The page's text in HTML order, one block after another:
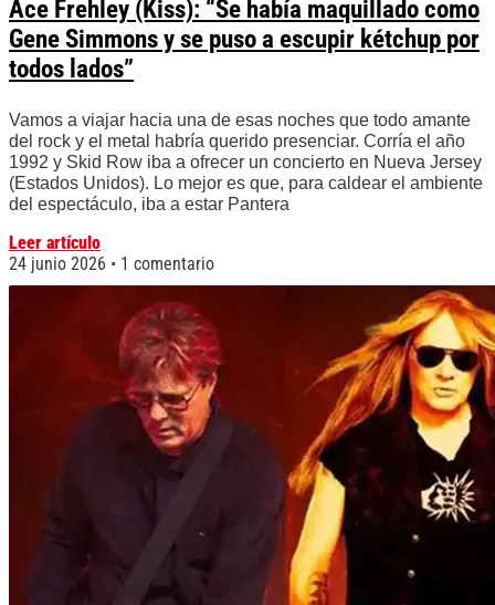
Ace Frehley (Kiss): “Se había maquillado como
Gene Simmons y se puso a escupir kétchup por
todos lados”
Vamos a viajar hacia una de esas noches que todo amante
del rock y el metal habría querido presenciar. Corría el año
1992 y Skid Row iba a ofrecer un concierto en Nueva Jersey
(Estados Unidos). Lo mejor es que, para caldear el ambiente
del espectáculo, iba a estar Pantera
Leer artículo
24 junio 2026
1 comentario